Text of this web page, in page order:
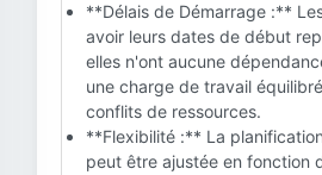
**Délais de Démarrage :**
avoir leurs dates de début
elles n'ont aucune
une charge de travail
conflits de ressources.
**Flexibilité :** La
peut être ajustée en fonction